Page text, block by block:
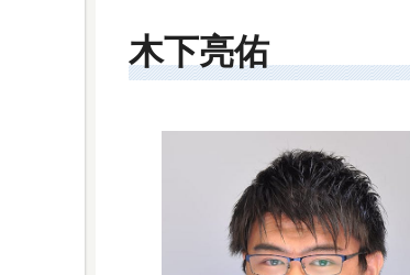
木下亮佑